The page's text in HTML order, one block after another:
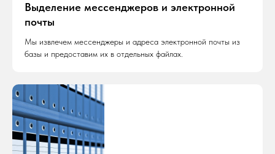
Выделение мессенджеров и электронной
почты
Мы извлечем мессенджеры и адреса электронной почты из
базы и предоставим их в отдельных файлах.